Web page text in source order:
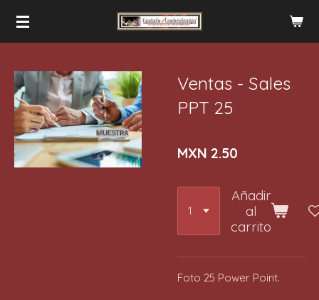
principal
Ventas - Sales
PPT 25
MXN 2.50
Añadir
al
carrito
Foto 25 Power Point.